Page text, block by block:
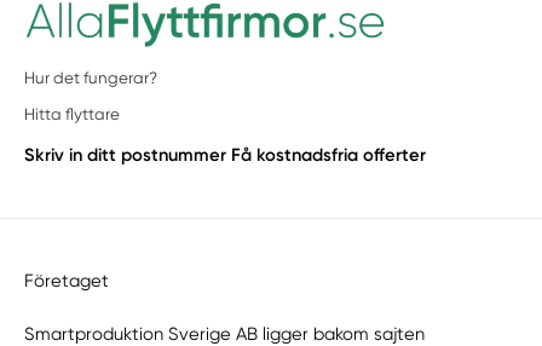
Hur det fungerar?
Hitta flyttare
Skriv in ditt postnummer Få kostnadsfria offerter
Företaget
Smartproduktion Sverige AB ligger bakom sajten